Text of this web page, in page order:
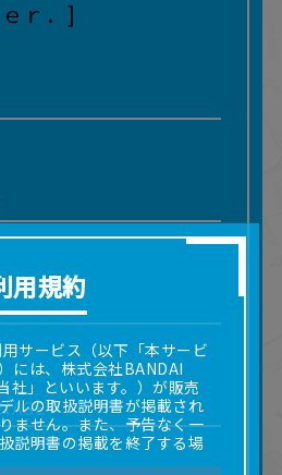
AGE
用規約
サービス（以下「本サービ
には、株式会社BANDAI
社」といいます。）が販売
ルの取扱説明書が掲載され
ません。また、予告なく一
説明書の掲載を終了する場